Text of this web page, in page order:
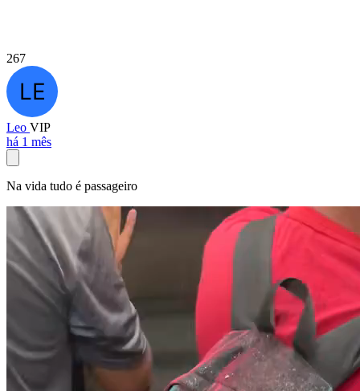
267
Leo VIP
há 1 mês
Na vida tudo é passageiro